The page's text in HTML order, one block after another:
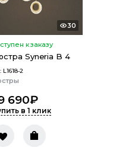
30
к заказу
Syneria B 4
L1618-2
690₽
в 1 клик